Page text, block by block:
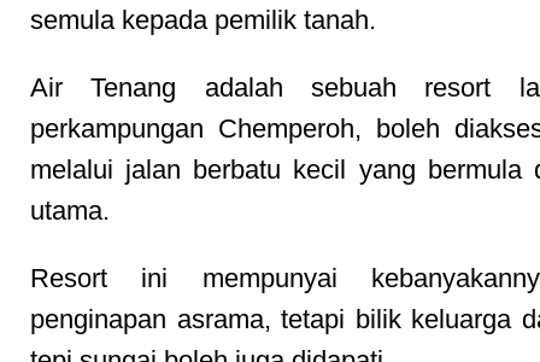
semula kepada pemilik tanah.
Air Tenang adalah sebuah resort
perkampungan Chemperoh, boleh
melalui jalan berbatu kecil yang bermula
utama.
Resort ini mempunyai
penginapan asrama, tetapi bilik keluarga